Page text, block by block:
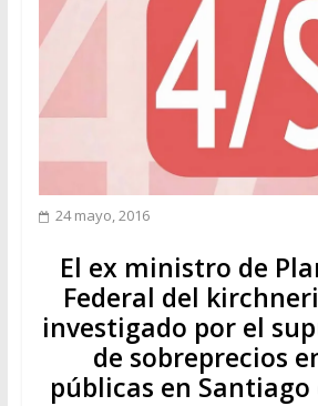
24 mayo, 2016
El ex ministro de
Federal del
investigado por el
de sobreprecios
públicas en Santiago